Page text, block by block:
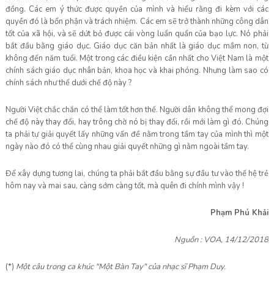
đồng. Các em ý thức được quyền của mình và hiểu rằng đi kèm với các
quyền đó là bổn phận và trách nhiệm. Các em sẽ trở thành những công dân
tốt của xã hội, và sẽ dứt bỏ được cái vòng luẩn quẩn của bạo lực. Nó phải
bắt đầu bằng giáo dục. Giáo dục căn bản nhất là giáo dục mầm non, từ
không đến năm tuổi. Một trong các điều kiện cần nhất cho Việt Nam là một
chính sách giáo dục nhân bản, khoa học và khai phóng. Nhưng làm sao có
chính sách như thế dưới chế độ này ?
Người Việt chắc chắn có thể làm tốt hơn thế. Người dân không thể mong đợi
chế độ này thay đổi, hay trông chờ nó bị thay đổi, rồi mới làm gì đó. Chúng
ta phải tự giải quyết lấy những vấn đề nằm trong tầm tay của mình thì một
ngày nào đó có thể cùng nhau giải quyết những gì nằm ngoài tầm tay.
Để xây dựng tương lai, chúng ta phải bắt đầu bằng sự đầu tư vào thế hệ trẻ
hôm nay và mai sau, càng sớm càng tốt, mà quên đi chính mình vậy !
Phạm Phú Khải
Nguồn : VOA, 14/12/2018
(*) Một câu trong ca khúc "Một Bàn Tay" của nhạc sĩ Phạm Duy.